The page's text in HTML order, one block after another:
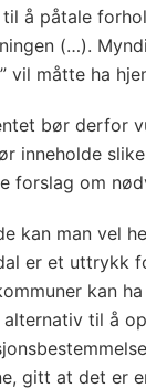
å påtale
(…).
vil måtte ha
bør derfor
inneholde
forslag om
kan man vel
er et uttrykk
kan
alternativ til å
gitt at det er